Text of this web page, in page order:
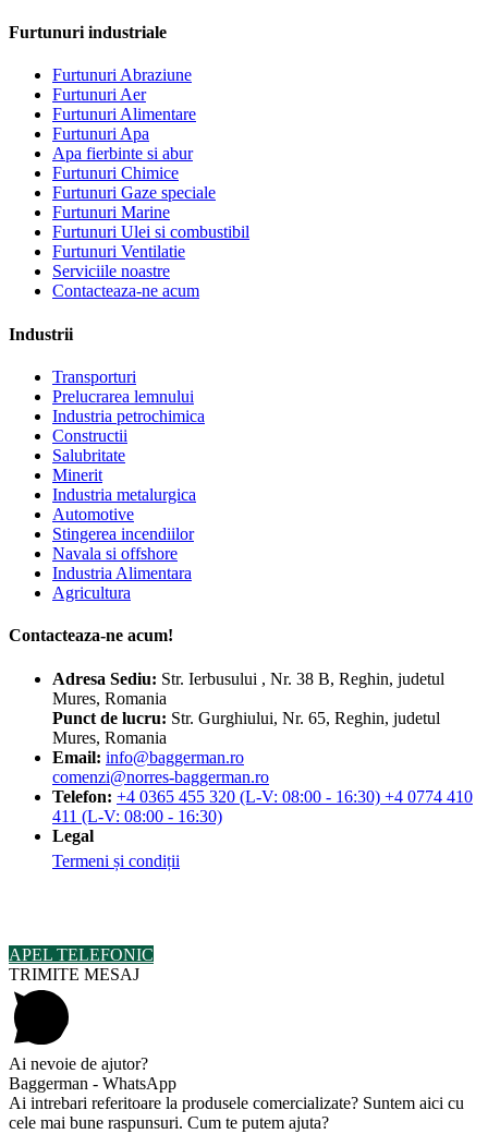
Furtunuri industriale
Furtunuri Abraziune
Furtunuri Aer
Furtunuri Alimentare
Furtunuri Apa
Apa fierbinte si abur
Furtunuri Chimice
Furtunuri Gaze speciale
Furtunuri Marine
Furtunuri Ulei si combustibil
Furtunuri Ventilatie
Serviciile noastre
Contacteaza-ne acum
Industrii
Transporturi
Prelucrarea lemnului
Industria petrochimica
Constructii
Salubritate
Minerit
Industria metalurgica
Automotive
Stingerea incendiilor
Navala si offshore
Industria Alimentara
Agricultura
Contacteaza-ne acum!
Adresa Sediu: Str. Ierbusului , Nr. 38 B, Reghin, judetul
Mures, Romania
Punct de lucru: Str. Gurghiului, Nr. 65, Reghin, judetul
Mures, Romania
Email: info@baggerman.ro
comenzi@norres-baggerman.ro
Telefon: +4 0365 455 320 (L-V: 08:00 - 16:30) +4 0774 410
411 (L-V: 08:00 - 16:30)
Legal
Termeni și condiții
APEL TELEFONIC
TRIMITE MESAJ
Ai nevoie de ajutor?
Baggerman - WhatsApp
Ai intrebari referitoare la produsele comercializate? Suntem aici cu
cele mai bune raspunsuri. Cum te putem ajuta?